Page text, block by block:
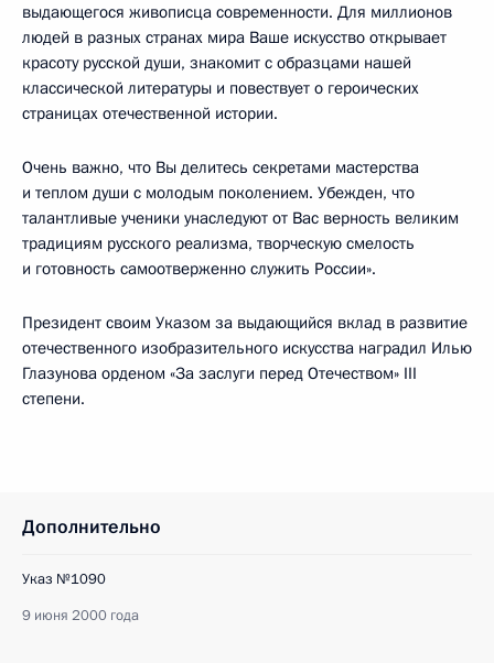
выдающегося живописца современности. Для миллионов
людей в разных странах мира Ваше искусство открывает
красоту русской души, знакомит с образцами нашей
классической литературы и повествует о героических
страницах отечественной истории.
Очень важно, что Вы делитесь секретами мастерства
и теплом души с молодым поколением. Убежден, что
талантливые ученики унаследуют от Вас верность великим
традициям русского реализма, творческую смелость
и готовность самоотверженно служить России».
Президент своим Указом за выдающийся вклад в развитие
отечественного изобразительного искусства наградил Илью
Глазунова орденом «За заслуги перед Отечеством» III
степени.
Дополнительно
Указ №1090
9 июня 2000 года